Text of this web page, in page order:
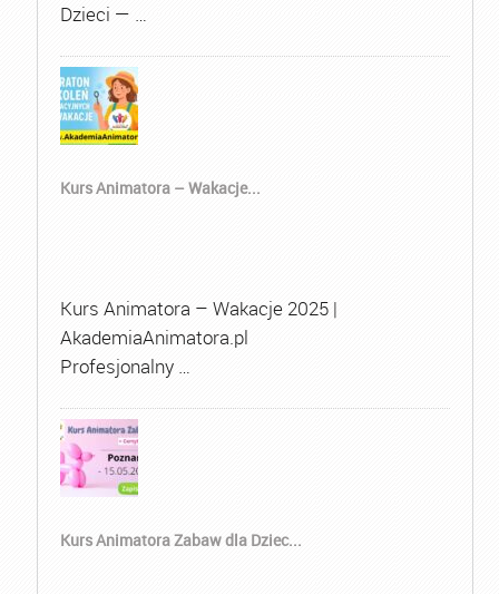
Dzieci — …
Kurs Animatora – Wakacje...
Kurs Animatora – Wakacje 2025 |
AkademiaAnimatora.pl
Profesjonalny …
Kurs Animatora Zabaw dla Dziec...